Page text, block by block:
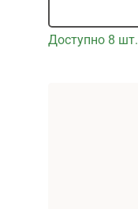
Доступно 8 шт.